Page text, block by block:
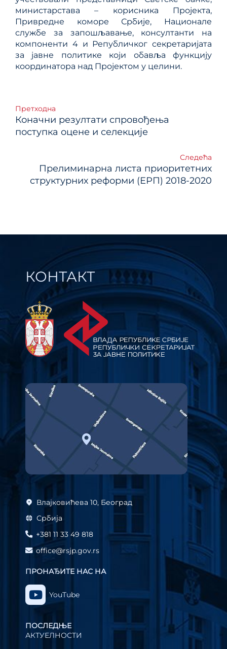
министарстава – корисника Пројекта,
Привредне коморе Србије, Национале
службе за запошљавање, консултанти на
компоненти 4 и Републичког секретаријата
за јавне политике који обавља функцију
координатора над Пројектом у целини.
Кретање
чланка
Претходна
Коначни резултати спровођења
поступка оцене и селекције
Следећа
Прелиминарна листа приоритетних
структурних реформи (ЕРП) 2018-2020
КОНТАКТ
Влајковићева 10, Београд
Србија
+381 11 33 49 818
office@rsjp.gov.rs
ПРОНАЂИТЕ НАС НА
YouTube
ПОСЛЕДЊЕ
АКТУЕЛНОСТИ